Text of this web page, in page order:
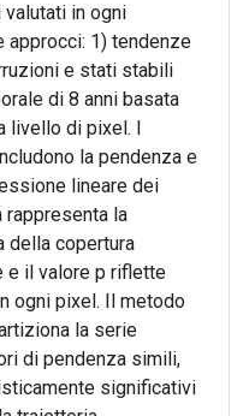
in ogni
approcci: 1) tendenze
e stati stabili
di 8 anni basata
livello di pixel. I
la pendenza e
lineare dei
rappresenta la
della copertura
e il valore p riflette
ogni pixel. Il metodo
la serie
di pendenza simili,
significativi